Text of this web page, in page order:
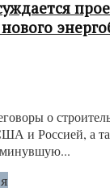
нового
о
и Россией, а
минувшую...